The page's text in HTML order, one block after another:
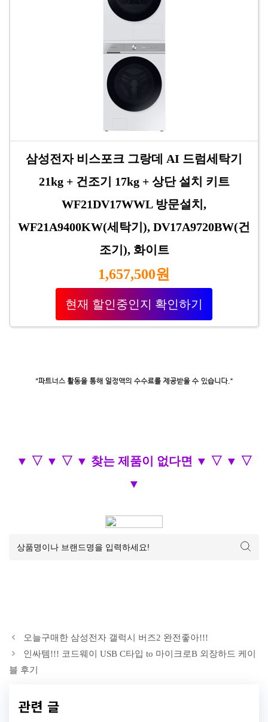
삼성전자 비스포크 그랑데 AI 드럼세탁기
21kg + 건조기 17kg + 상단 설치 키트
WF21DV17WWL 방문설치,
WF21A9400KW(세탁기), DV17A9720BW(건
조기), 화이트
1,657,500원
현재 할인중인지 확인하기
▼ ▽ ▼ ▽ ▼ 찾는 제품이 없다면 ▼ ▽ ▼ ▽
▼
오늘구매한 삼성전자 갤럭시 버즈2 완전좋아!!!
인싸템!!! 코드웨이 USB C타입 to 마이크로B 외장하드 케이
블 후기
관련 글